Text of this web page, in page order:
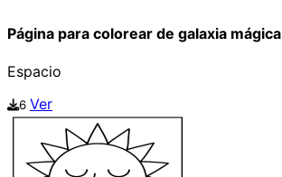
Página para colorear de galaxia mágica
Espacio
6 Ver